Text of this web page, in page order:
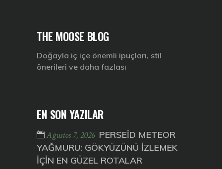
THE MOOSE BLOG
Doğayla iç içe önemli ipuçları, stil
önerileri ve daha fazlası
EN SON YAZILAR
Ağustos 7, 2026 PERSEİD METEOR
YAĞMURU: GÖKYÜZÜNÜ İZLEMEK
İÇİN EN GÜZEL ROTALAR